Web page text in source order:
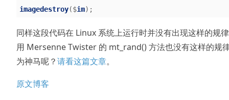
imagedestroy($im);
同样这段代码在 Linux 系统上运行时并没有出现这样的规
用 Mersenne Twister 的 mt_rand() 方法也没有这样的规
为神马呢？请看这篇文章。
原文博客